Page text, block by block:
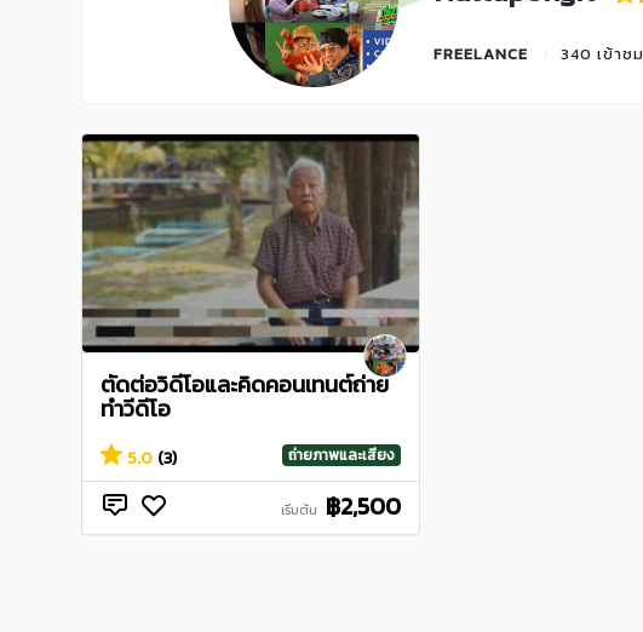
FREELANCE 340 เข้าชม
ตัดต่อวิดีโอและคิดคอนเทนต์ถ่าย
ทำวีดีโอ
5.0 (3) ถ่ายภาพและเสียง
เริ่มต้น ฿2,500